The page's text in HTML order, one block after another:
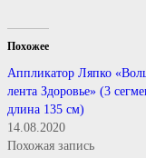
Похожее
Аппликатор Ляпко
лента Здоровье» (3
длина 135 см)
14.08.2020
Похожая запись